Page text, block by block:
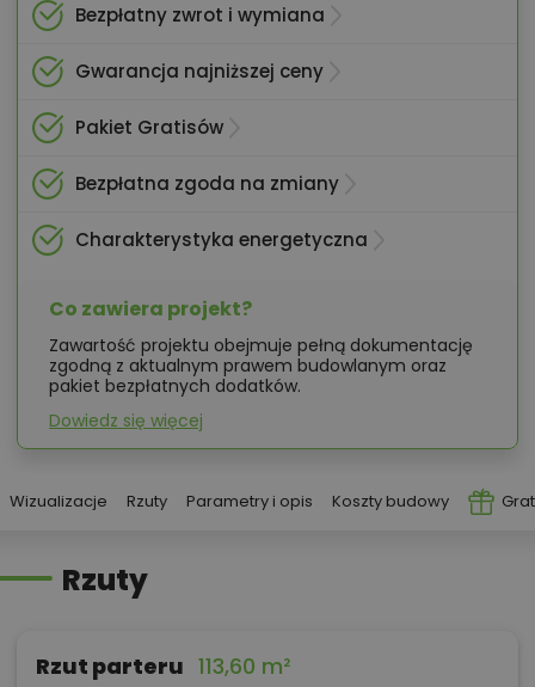
Bezpłatny zwrot i wymiana
Gwarancja najniższej ceny
Pakiet Gratisów
Bezpłatna zgoda na zmiany
Charakterystyka energetyczna
Co zawiera projekt?
Zawartość projektu obejmuje pełną dokumentację
zgodną z aktualnym prawem budowlanym oraz
pakiet bezpłatnych dodatków.
Dowiedz się więcej
Wizualizacje Rzuty Parametry i opis Koszty budowy
Rzuty
Rzut parteru 113,60 m²